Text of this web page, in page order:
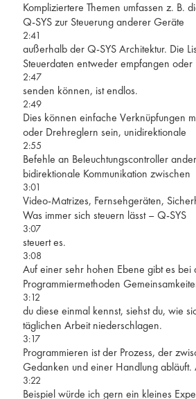
Kompliziertere Themen umfassen z. B.
Q-SYS zur Steuerung anderer Geräte
2:41
außerhalb der Q-SYS Architektur. Die
Steuerdaten entweder empfangen oder
2:47
senden können, ist endlos.
2:49
Dies können einfache Verknüpfungen
oder Drehreglern sein, unidirektionale
2:55
Befehle an Beleuchtungscontroller
bidirektionale Kommunikation zwischen
3:01
Video-Matrizes, Fernsehgeräten,
Was immer sich steuern lässt – Q-SYS
3:07
steuert es.
3:08
Auf einer sehr hohen Ebene gibt es bei
Programmiermethoden
3:12
du diese einmal kennst, siehst du, wie
täglichen Arbeit niederschlagen.
3:17
Programmieren ist der Prozess, der
Gedanken und einer Handlung abläuft.
3:22
Beispiel würde ich gern ein kleines